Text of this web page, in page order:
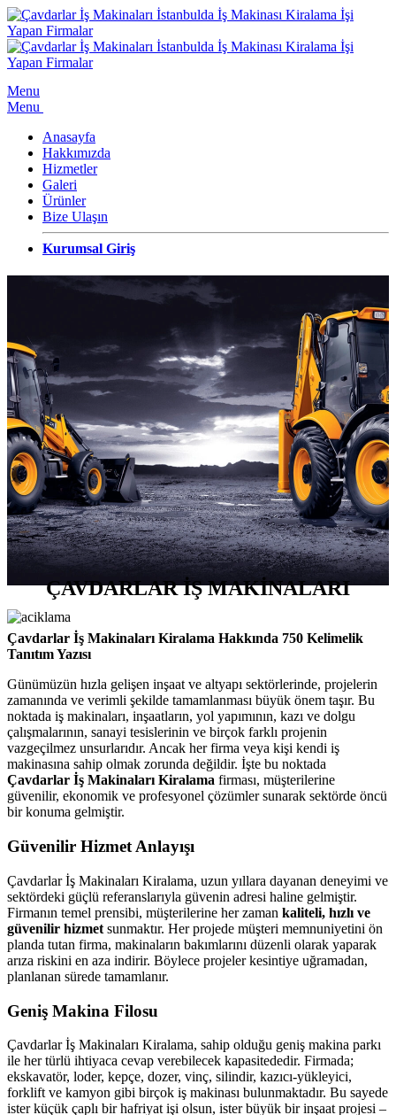
Menu
Menu
Anasayfa
Hakkımızda
Hizmetler
Galeri
Ürünler
Bize Ulaşın
Kurumsal Giriş
ÇAVDARLAR İŞ MAKİNALARI
Çavdarlar İş Makinaları Kiralama Hakkında 750 Kelimelik
Tanıtım Yazısı
Günümüzün hızla gelişen inşaat ve altyapı sektörlerinde, projelerin
zamanında ve verimli şekilde tamamlanması büyük önem taşır. Bu
noktada iş makinaları, inşaatların, yol yapımının, kazı ve dolgu
çalışmalarının, sanayi tesislerinin ve birçok farklı projenin
vazgeçilmez unsurlarıdır. Ancak her firma veya kişi kendi iş
makinasına sahip olmak zorunda değildir. İşte bu noktada
Çavdarlar İş Makinaları Kiralama firması, müşterilerine
güvenilir, ekonomik ve profesyonel çözümler sunarak sektörde öncü
bir konuma gelmiştir.
Güvenilir Hizmet Anlayışı
Çavdarlar İş Makinaları Kiralama, uzun yıllara dayanan deneyimi ve
sektördeki güçlü referanslarıyla güvenin adresi haline gelmiştir.
Firmanın temel prensibi, müşterilerine her zaman kaliteli, hızlı ve
güvenilir hizmet sunmaktır. Her projede müşteri memnuniyetini ön
planda tutan firma, makinaların bakımlarını düzenli olarak yaparak
arıza riskini en aza indirir. Böylece projeler kesintiye uğramadan,
planlanan sürede tamamlanır.
Geniş Makina Filosu
Çavdarlar İş Makinaları Kiralama, sahip olduğu geniş makina parkı
ile her türlü ihtiyaca cevap verebilecek kapasitededir. Firmada;
ekskavatör, loder, kepçe, dozer, vinç, silindir, kazıcı-yükleyici,
forklift ve kamyon gibi birçok iş makinası bulunmaktadır. Bu sayede
ister küçük çaplı bir hafriyat işi olsun, ister büyük bir inşaat projesi –